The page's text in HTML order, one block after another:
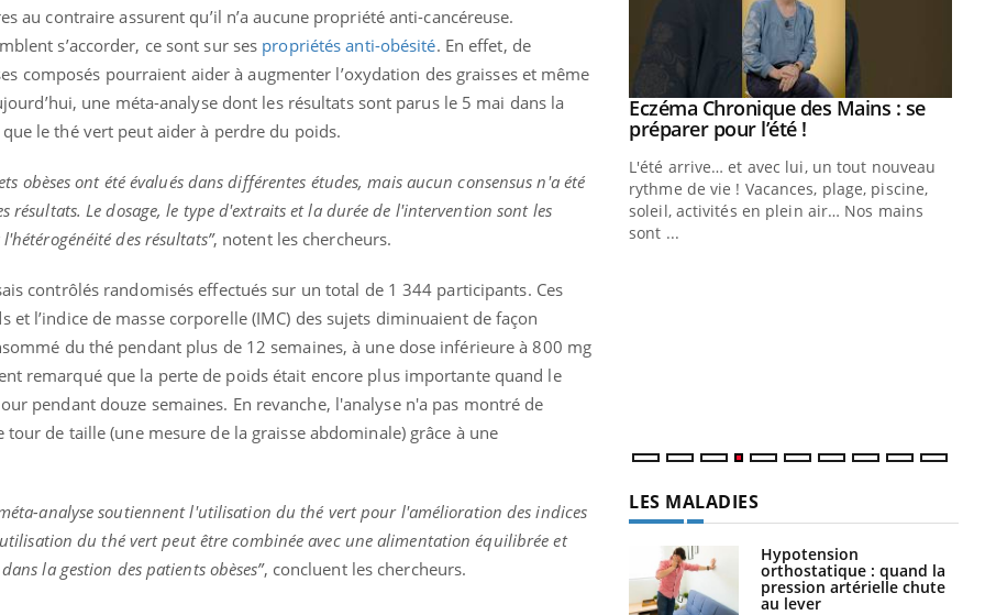
au contraire assurent qu’il n’a aucune propriété anti-cancéreuse.
s’accorder, ce sont sur ses propriétés anti-obésité. En effet, de
composés pourraient aider à augmenter l’oxydation des graisses et même
une méta-analyse dont les résultats sont parus le 5 mai dans la
le thé vert peut aider à perdre du poids.
obèses ont été évalués dans différentes études, mais aucun consensus n'a été
résultats. Le dosage, le type d'extraits et la durée de l'intervention sont les
des résultats”, notent les chercheurs.
contrôlés randomisés effectués sur un total de 1 344 participants. Ces
l’indice de masse corporelle (IMC) des sujets diminuaient de façon
du thé pendant plus de 12 semaines, à une dose inférieure à 800 mg
remarqué que la perte de poids était encore plus importante quand le
pendant douze semaines. En revanche, l'analyse n'a pas montré de
de taille (une mesure de la graisse abdominale) grâce à une
analyse soutiennent l'utilisation du thé vert pour l'amélioration des indices
du thé vert peut être combinée avec une alimentation équilibrée et
la gestion des patients obèses”, concluent les chercheurs.
en fer : comprendre pour
Youtube
alopécie… Les symptômes de la
en fer sont multiples ce qui la rend
Youtube
Insuline & Charge mentale : et si on
osait en parler??
reste entourée d'idées reçues chez les
patients comme parfois chez les soignants.
Youtube
Eczéma Chronique des Mains : se
préparer pour l’été !Youtube
L'été arrive… et avec lui, un tout nouveau
rythme de vie ! Vacances, plage, piscine,
soleil, activités en plein air… Nos mains
sont ...
LES MALADIES
Hypotension
orthostatique : quand la
pression artérielle chute
au lever